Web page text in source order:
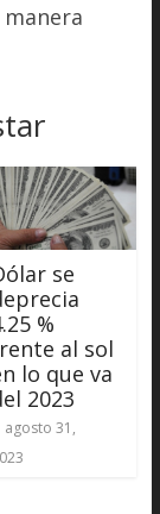
se
%
al sol
lo que va
2023
agosto 31,